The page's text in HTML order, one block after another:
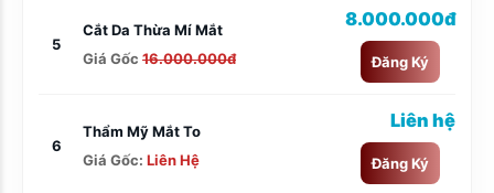
5
Cắt Da Thừa Mí Mắt
Giá Gốc 16.000.000đ
8.000.000đ
Đăng Ký
6
Thẩm Mỹ Mắt To
Giá Gốc: Liên Hệ
Liên hệ
Đăng Ký